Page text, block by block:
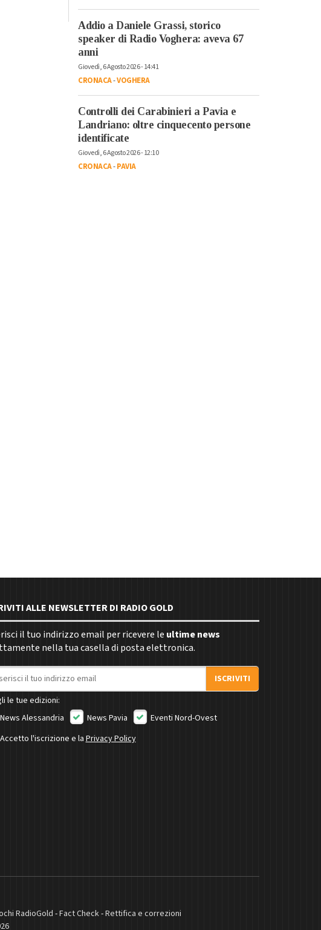
Addio a Daniele Grassi, storico
speaker di Radio Voghera: aveva 67
anni
Giovedì, 6 Agosto 2026 - 14:41
CRONACA-VOGHERA
Controlli dei Carabinieri a Pavia e
Landriano: oltre cinquecento persone
identificate
Giovedì, 6 Agosto 2026 - 12:10
CRONACA-PAVIA
ALLE NEWSLETTER DI RADIO GOLD
il tuo indirizzo email per ricevere le ultime news
nella tua casella di posta elettronica.
email
ISCRIVITI
le tue edizioni:
News Alessandria
News Pavia
Eventi Nord-Ovest
Accetto l'iscrizione e la Privacy Policy
RadioGold -Fact Check-Rettifica e correzioni